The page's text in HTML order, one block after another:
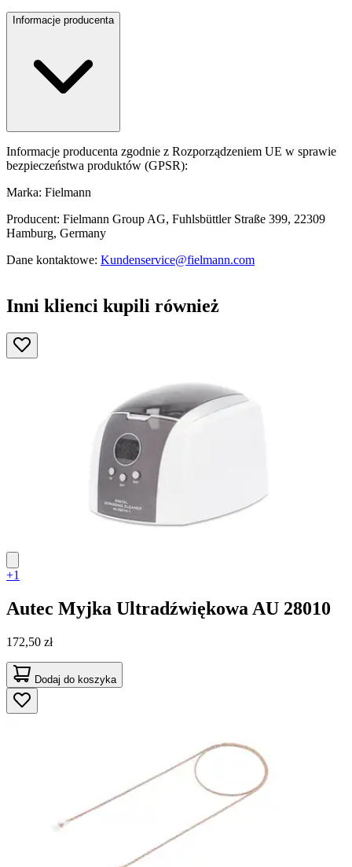
Informacje producenta
Informacje producenta zgodnie z Rozporządzeniem UE w sprawie
bezpieczeństwa produktów (GPSR):
Marka: Fielmann
Producent: Fielmann Group AG, Fuhlsbüttler Straße 399, 22309
Hamburg, Germany
Dane kontaktowe: Kundenservice@fielmann.com
Inni klienci kupili również
+1
Autec Myjka Ultradźwiękowa AU 28010
172,50 zł
Dodaj do koszyka